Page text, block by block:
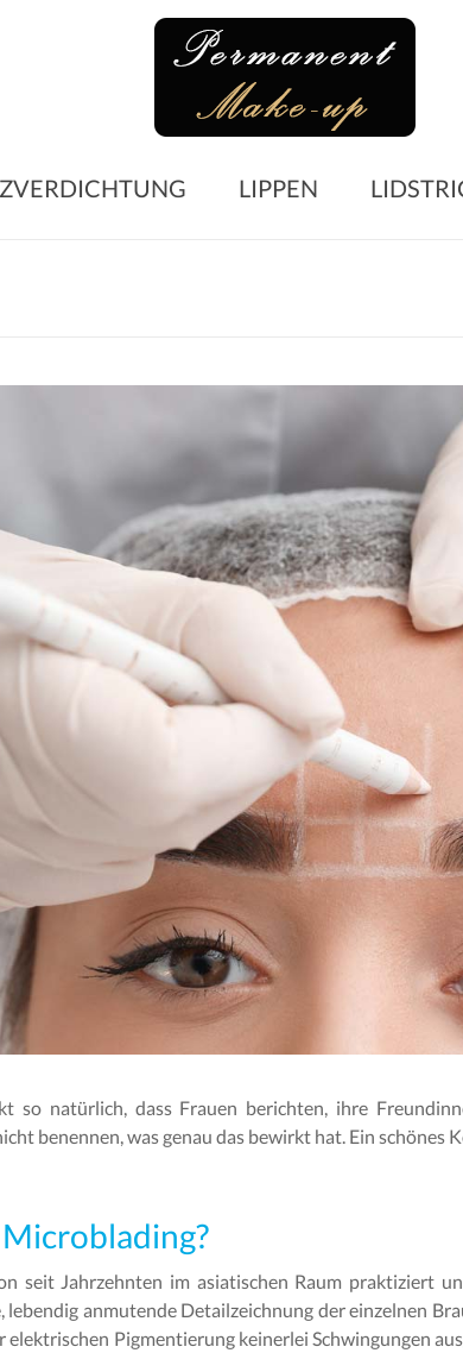
LIPPEN
so natürlich, dass Frauen berichten, ihre
benennen, was genau das bewirkt hat. Ein
seit Jahrzehnten im asiatischen Raum praktiziert
anmutende Detailzeichnung der einzelnen
elektrischen Pigmentierung keinerlei Schwingungen